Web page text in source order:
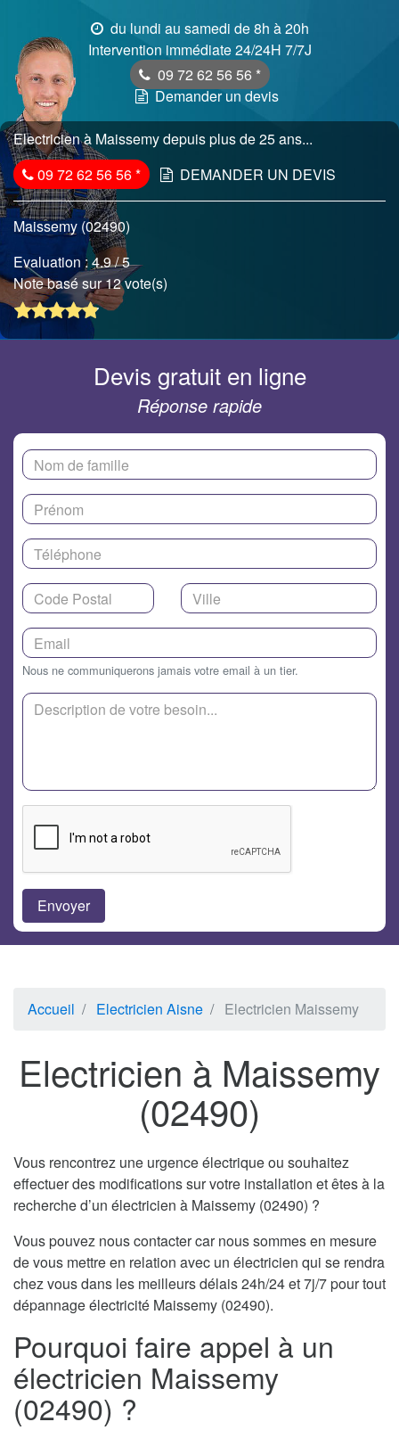
du lundi au samedi de 8h à 20h
Intervention immédiate 24/24H 7/7J
09 72 62 56 56 *
Demander un devis
Electricien à Maissemy depuis plus de 25 ans...
09 72 62 56 56* DEMANDER UN DEVIS
Maissemy (02490)
Evaluation :4.9/ 5
Note basé sur 12 vote(s)
Devis gratuit en ligne
Réponse rapide
Nous ne communiquerons jamais votre email à un tier.
Accueil Electricien Aisne Electricien Maissemy
Electricien à Maissemy
(02490)
Vous rencontrez une urgence électrique ou souhaitez
effectuer des modifications sur votre installation et êtes à la
recherche d’un électricien à Maissemy (02490) ?
Vous pouvez nous contacter car nous sommes en mesure
de vous mettre en relation avec un électricien qui se rendra
chez vous dans les meilleurs délais 24h/24 et 7j/7 pour tout
dépannage électricité Maissemy (02490).
Pourquoi faire appel à un
électricien Maissemy
(02490) ?